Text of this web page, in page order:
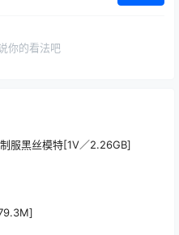
你的看法吧
服黑丝模特[1V／2.26GB]
579.3M]